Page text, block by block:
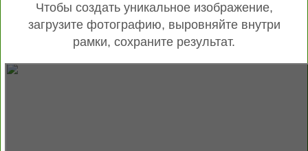
Чтобы создать уникальное изображение,
загрузите фотографию, выровняйте внутри
рамки, сохраните результат.